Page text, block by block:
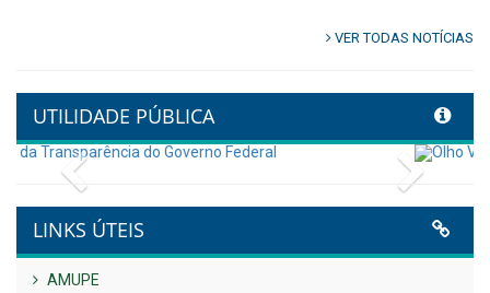
Publicado em: 9 de junho de 2026
Controladoria fortalece
transformação digital com
alinhamento estratégico do
Conecta+ Tamandaré.
NOTA DE PESAR E LUTO OFICIAL